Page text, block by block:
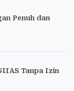
Penuh dan
Tanpa Izin